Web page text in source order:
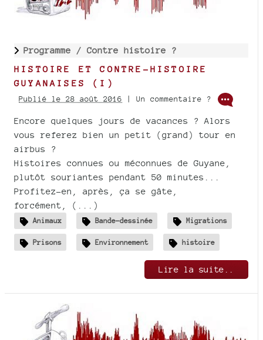
Programme / Contre histoire ?
HISTOIRE ET CONTRE-HISTOIRE
GUYANAISES (I)
Publié le 28 août 2016 | Un commentaire ?
Encore quelques jours de vacances ? Alors
vous referez bien un petit (grand) tour en
airbus ?
Histoires connues ou méconnues de Guyane,
plutôt souriantes pendant 50 minutes...
Profitez-en, après, ça se gâte,
forcément, (...)
Animaux Bande-dessinée Migrations
Prisons Environnement histoire
Lire la suite..